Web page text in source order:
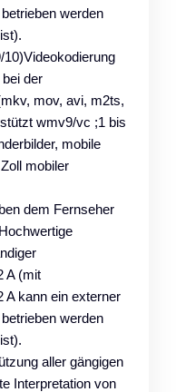
werden
der
mov, avi, m2ts,
wmv9/vc ;1 bis
mobile
mobiler
dem Fernseher
A (mit
A kann ein externer
werden
aller gängigen
Interpretation von